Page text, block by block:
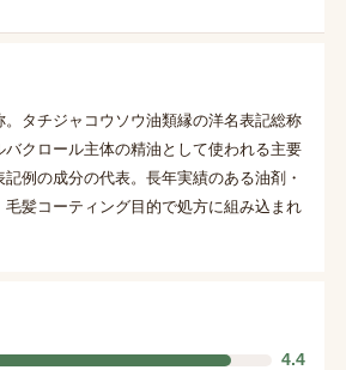
。タチジャコウソウ油類縁の洋名表記総称
バクロール主体の精油として使われる主要
例の成分の代表。長年実績のある油剤・
毛髪コーティング目的で処方に組み込まれ
4.4